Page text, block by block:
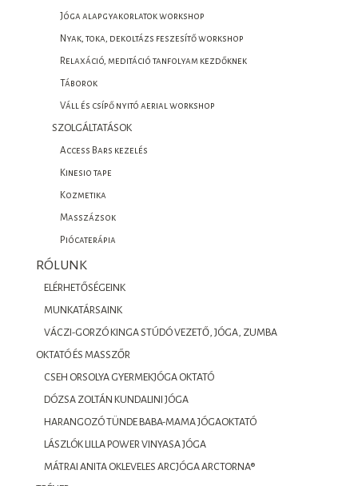
Jóga alapgyakorlatok workshop
Nyak, toka, dekoltázs feszesítő workshop
Relaxáció, meditáció tanfolyam kezdőknek
Táborok
Váll és csípő nyitó aerial workshop
SZOLGÁLTATÁSOK
Access Bars kezelés
Kinesio tape
Kozmetika
Masszázsok
Piócaterápia
RÓLUNK
ELÉRHETŐSÉGEINK
MUNKATÁRSAINK
VÁCZI-GORZÓ KINGA STÚDÓ VEZETŐ, JÓGA, ZUMBA
OKTATÓ ÉS MASSZŐR
CSEH ORSOLYA GYERMEKJÓGA OKTATÓ
DÓZSA ZOLTÁN KUNDALINI JÓGA
HARANGOZÓ TÜNDE BABA-MAMA JÓGAOKTATÓ
LÁSZLÓK LILLA POWER VINYASA JÓGA
MÁTRAI ANITA OKLEVELES ARCJÓGA ARCTORNA®